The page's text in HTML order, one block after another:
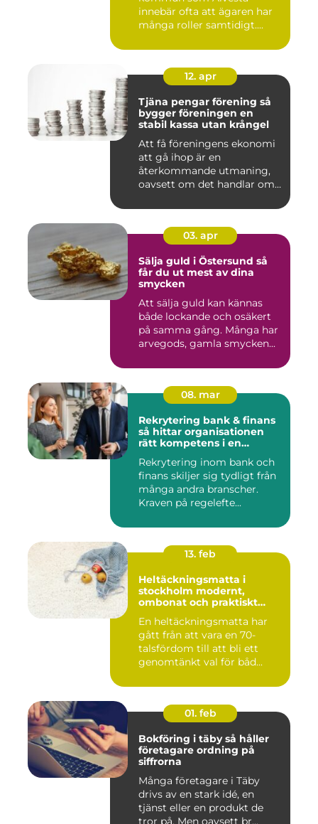
innebär ofta att ägaren har
många roller samtidigt....
12. apr
Tjäna pengar förening så
bygger föreningen en
stabil kassa utan krångel
Att få föreningens ekonomi
att gå ihop är en
återkommande utmaning,
oavsett om det handlar om
03. apr
Sälja guld i Östersund så
får du ut mest av dina
smycken
Att sälja guld kan kännas
både lockande och osäkert
på samma gång. Många har
arvegods, gamla smycken...
08. mar
Rekrytering bank & finans
så hittar organisationen
rätt kompetens i en
Rekrytering inom bank och
finans skiljer sig tydligt från
många andra branscher.
Kraven på regelefte...
13. feb
Heltäckningsmatta i
stockholm modernt,
ombonat och praktiskt
En heltäckningsmatta har
gått från att vara en 70-
talsfördom till att bli ett
genomtänkt val för båd...
01. feb
Bokföring i täby så håller
företagare ordning på
siffrorna
Många företagare i Täby
drivs av en stark idé, en
tjänst eller en produkt de
tror på. Men oavsett br...